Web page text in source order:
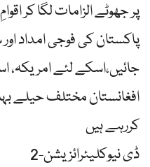
پر جھوٹے الزامات لگا کر
پاکستان کی فوجی امداد
جائیں،اسکے لئے امریکہ،
افغانستان مختلف حیلے
کررہے ہیں
2-ڈی نیوکلیئرائزیشن